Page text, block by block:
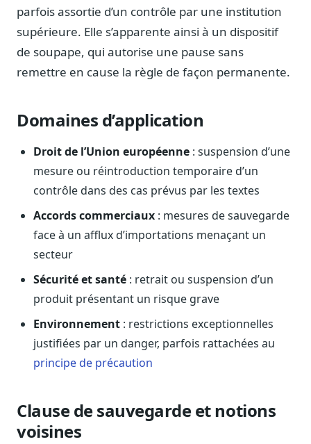
Veille en temps réel, embeds pour vos contenus
Chercheurs
Données exhaustives pour vos travaux académiques
Suivi par secteur
Cas d'usage concrets
Six cas pour gagner du temps
Conseil (Advisory)
Consultants seniors, plateforme Legiwatch incluse
Guides pratiques
Blog & Podcast Hémicycle
Analyses, méthodes, coulisses
1027 termes expliqués
Glossaire affaires publiques
Sources couvertes
23 flux indexés
parfois assortie d’un contrôle par une institution
supérieure. Elle s’apparente ainsi à un dispositif
de soupape, qui autorise une pause sans
remettre en cause la règle de façon permanente.
Domaines d’application
Droit de l’Union européenne : suspension d’une
mesure ou réintroduction temporaire d’un
contrôle dans des cas prévus par les textes
Accords commerciaux : mesures de sauvegarde
face à un afflux d’importations menaçant un
secteur
Sécurité et santé : retrait ou suspension d’un
produit présentant un risque grave
Environnement : restrictions exceptionnelles
justifiées par un danger, parfois rattachées au
principe de précaution
Clause de sauvegarde et notions
voisines